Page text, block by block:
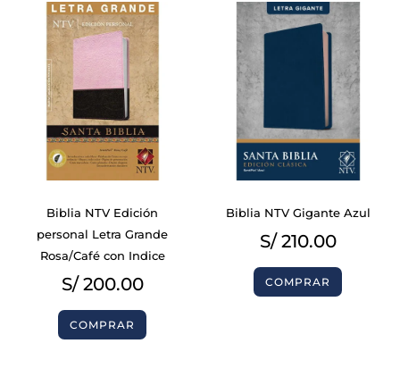
Biblia NTV Edición
personal Letra Grande
Rosa/Café con Indice
S/200.00
COMPRAR
Biblia NTV Gigante Azul
S/210.00
COMPRAR